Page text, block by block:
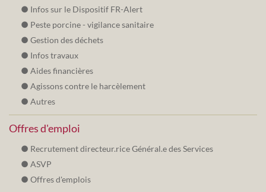
Infos sur le Dispositif FR-Alert
Peste porcine - vigilance sanitaire
Gestion des déchets
Infos travaux
Aides financières
Agissons contre le harcèlement
Autres
Offres d'emploi
Recrutement directeur.rice Général.e des Services
ASVP
Offres d'emplois